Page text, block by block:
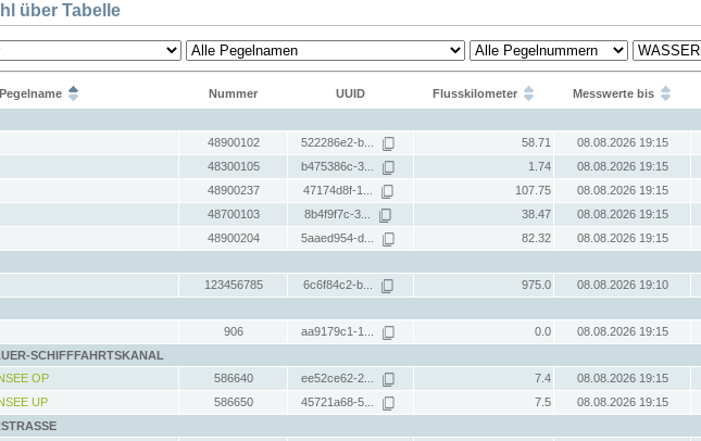
über Tabelle
Pegelname Nummer UUID Flusskilometer Messwerte bis
48900102 522286e2-b... 58.71
08.08.2026 19:15
48300105 b475386c-3... 1.74
08.08.2026 19:15
48900237 47174d8f-1... 107.75
08.08.2026 19:15
48700103 8b4f9f7c-3... 38.47
08.08.2026 19:15
48900204 5aaed954-d... 82.32
08.08.2026 19:15
123456785 6c6f84c2-b... 975.0
08.08.2026 19:10
906 aa9179c1-1... 0.0
08.08.2026 19:15
SCHIFFFAHRTSKANAL
OP
586640 ee52ce62-2... 7.4
08.08.2026 19:15
UP
586650 45721a68-5... 7.5
08.08.2026 19:15